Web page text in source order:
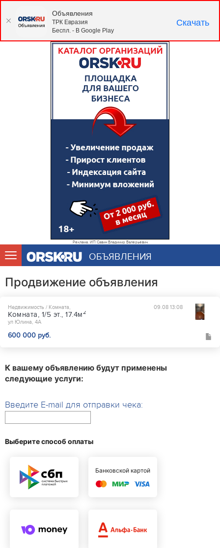
Реклама. ИП Савин Владимир Валерьевич
ОБЪЯВЛЕНИЯ
Продвижение объявления
09.08 13:08
Недвижимость / Комната,
Комната, 1/5 эт., 17.4м2
ул Юлина, 4А
600 000 руб.
К вашему объявлению будут применены
следующие услуги:
Введите E-mail для отправки чека:
Выберите способ оплаты
Банковской картой
Объявления
ТРК Евразия
Беспл. - В Google Play
Скачать